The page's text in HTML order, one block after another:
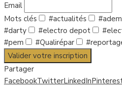
Email
Mots clés
#actualités
#darty
#electro depot
#pem
#Qualirépar
Valider votre inscription
Partager
FacebookTwitterLinkedIn